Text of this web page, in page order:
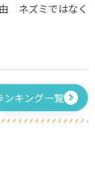
ネズミではなく
ンキング一覧